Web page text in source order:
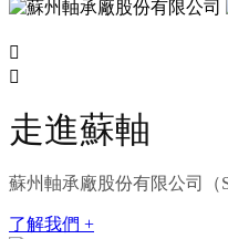


走進蘇軸
蘇州軸承廠股份有限公司（
了解我們 +